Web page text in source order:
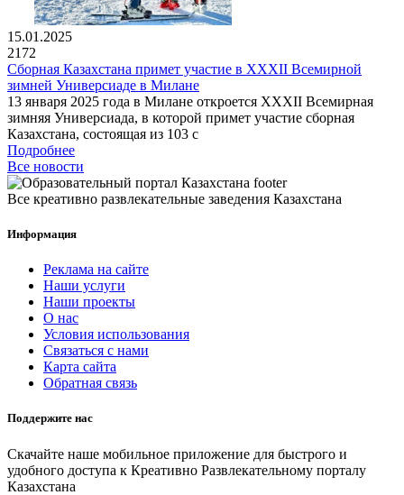
15.01.2025
2172
Сборная Казахстана примет участие в XXXII Всемирной
зимней Универсиаде в Милане
13 января 2025 года в Милане откроется XXXII Всемирная
зимняя Универсиада, в которой примет участие сборная
Казахстана, состоящая из 103 с
Подробнее
Все новости
Все креативно развлекательные заведения Казахстана
Информация
Реклама на сайте
Наши услуги
Наши проекты
О нас
Условия использования
Связаться с нами
Карта сайта
Обратная связь
Поддержите нас
Скачайте наше мобильное приложение для быстрого и
удобного доступа к Креативно Развлекательному порталу
Казахстана